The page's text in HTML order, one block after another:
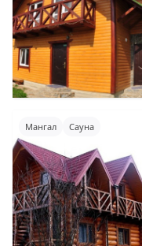
Мангал Сауна